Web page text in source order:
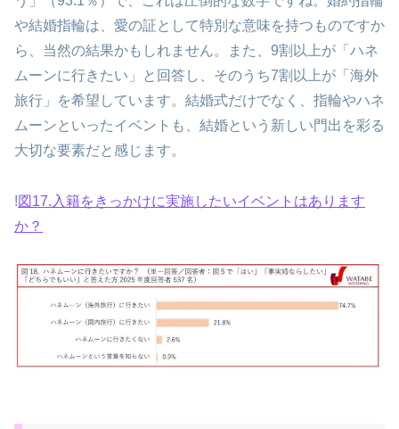
や結婚指輪は、愛の証として特別な意味を持つものですか
ら、当然の結果かもしれません。また、9割以上が「ハネ
ムーンに行きたい」と回答し、そのうち7割以上が「海外
旅行」を希望しています。結婚式だけでなく、指輪やハネ
ムーンといったイベントも、結婚という新しい門出を彩る
大切な要素だと感じます。
!図17.入籍をきっかけに実施したいイベントはあります
か？